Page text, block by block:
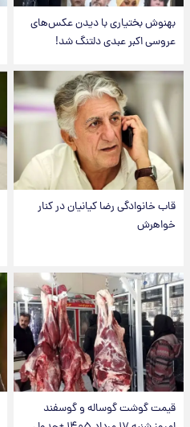
بهنوش بختیاری با دیدن عکس‌های
عروسی اکبر عبدی دلتنگ شد!
قاب خانوادگی رضا کیانیان در کنار
خواهرش
قیمت گوشت گوساله و گوسفند